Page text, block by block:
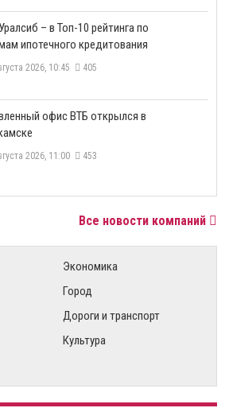
– в Топ-10 рейтинга по
ипотечного кредитования
2026, 10:45 405
офис ВТБ открылся в
2026, 11:00 453
Все новости компаний
Экономика
Город
Дороги и транспорт
Культура